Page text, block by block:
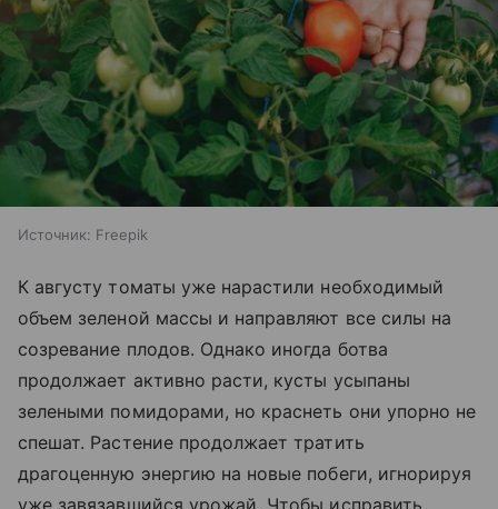
Источник: Freepik
К августу томаты уже нарастили необходимый
объем зеленой массы и направляют все силы на
созревание плодов. Однако иногда ботва
продолжает активно расти, кусты усыпаны
зелеными помидорами, но краснеть они упорно не
спешат. Растение продолжает тратить
драгоценную энергию на новые побеги, игнорируя
уже завязавшийся урожай. Чтобы исправить